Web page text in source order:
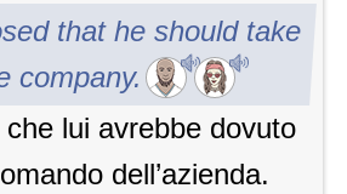
that he should take
company.
lui avrebbe dovuto
dell’azienda.